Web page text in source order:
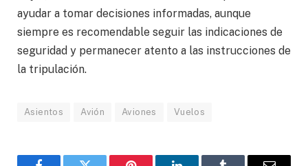
ayudar a tomar decisiones informadas, aunque
siempre es recomendable seguir las indicaciones de
seguridad y permanecer atento a las instrucciones de
la tripulación.
Asientos Avión Aviones Vuelos